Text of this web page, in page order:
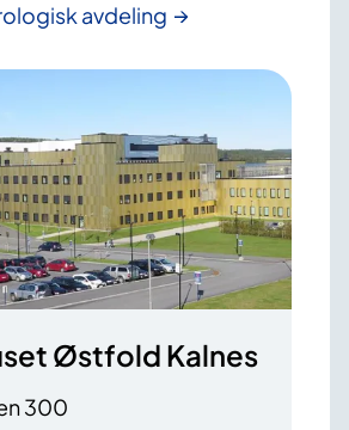
avdeling
Østfold Kalnes
300